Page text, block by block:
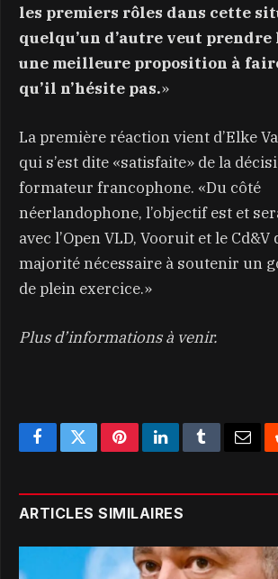
les premiers rôles dans cette
quelqu’un d’autre veut prendre
une meilleure proposition à
qu’il n’hésite pas.»
La première réaction vient d’Elke
qui s’est dite «satisfaite» de la
formateur francophone. «Du côté
néerlandophone, l’objectif est et
avec l’Open VLD, Vooruit et le
majorité nécessaire à soutenir un
de plein exercice.»
Plus d’informations à venir.
FacebookTwitterPinterestLinkedInTumblr
ARTICLES SIMILAIRES